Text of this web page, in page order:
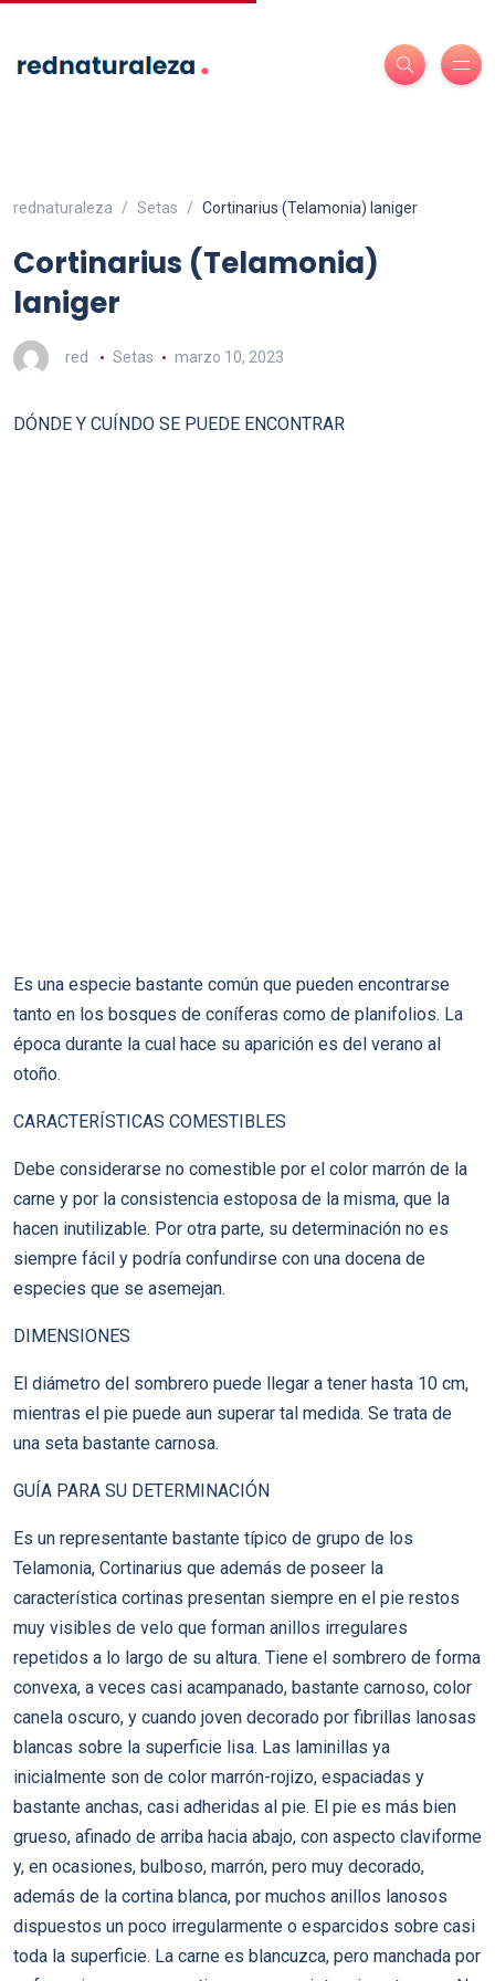
rednaturaleza Setas Cortinarius (Telamonia) laniger
Cortinarius (Telamonia)
laniger
red Setas marzo 10, 2023
DÓNDE Y CUÍNDO SE PUEDE ENCONTRAR
Es una especie bastante común que pueden encontrarse
tanto en los bosques de coníferas como de planifolios. La
época durante la cual hace su aparición es del verano al
otoño.
CARACTERÍSTICAS COMESTIBLES
Debe considerarse no comestible por el color marrón de la
carne y por la consistencia estoposa de la misma, que la
hacen inutilizable. Por otra parte, su determinación no es
siempre fácil y podría confundirse con una docena de
especies que se asemejan.
DIMENSIONES
El diámetro del sombrero puede llegar a tener hasta 10 cm,
mientras el pie puede aun superar tal medida. Se trata de
una seta bastante carnosa.
GUÍA PARA SU DETERMINACIÓN
Es un representante bastante típico de grupo de los
Telamonia, Cortinarius que además de poseer la
característica cortinas presentan siempre en el pie restos
muy visibles de velo que forman anillos irregulares
repetidos a lo largo de su altura. Tiene el sombrero de forma
convexa, a veces casi acampanado, bastante carnoso, color
canela oscuro, y cuando joven decorado por fibrillas lanosas
blancas sobre la superficie lisa. Las laminillas ya
inicialmente son de color marrón-rojizo, espaciadas y
bastante anchas, casi adheridas al pie. El pie es más bien
grueso, afinado de arriba hacia abajo, con aspecto claviforme
y, en ocasiones, bulboso, marrón, pero muy decorado,
además de la cortina blanca, por muchos anillos lanosos
dispuestos un poco irregularmente o esparcidos sobre casi
toda la superficie. La carne es blancuzca, pero manchada por